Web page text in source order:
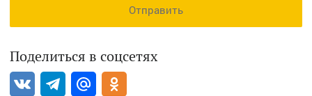
Отправить
Поделиться в соцсетях